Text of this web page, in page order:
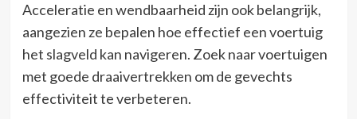
Acceleratie en wendbaarheid zijn ook belangrijk,
aangezien ze bepalen hoe effectief een voertuig
het slagveld kan navigeren. Zoek naar voertuigen
met goede draaivertrekken om de gevechts
effectiviteit te verbeteren.